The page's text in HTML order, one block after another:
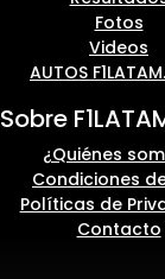
Fotos
Videos
AUTOS
Sobre
¿Quiénes
Condiciones
Políticas de
Contacto